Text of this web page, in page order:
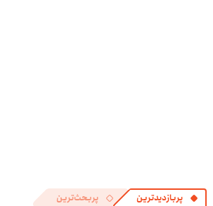
پربازدیدترین پربحث‌ترین